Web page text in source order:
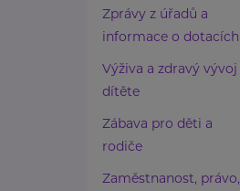
Zprávy z úřadů a
informace o dotacích
Výživa a zdravý vývoj
dítěte
Zábava pro děti a
rodiče
Zaměstnanost, právo,